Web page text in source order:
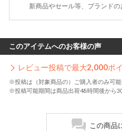
新商品やセール等、ブランド
このアイテムへのお客様の声
レビュー投稿で最大2,000ポ
※投稿は（対象商品の）ご購入者のみ可能
※投稿可能期間は商品出荷48時間後から
この商品